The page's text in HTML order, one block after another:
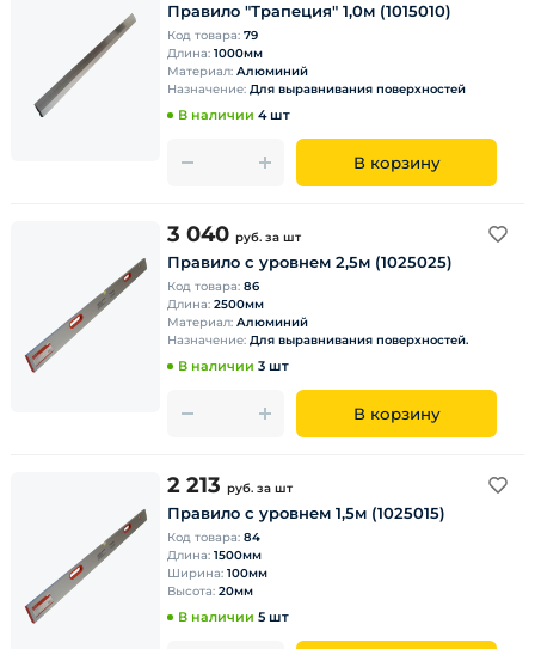
Правило "Трапеция" 1,0м (1015010)
Код товара: 79
Длина: 1000мм
Материал: Алюминий
Назначение: Для выравнивания поверхностей
В наличии 4 шт
В корзину
3 040 руб. за шт
Правило с уровнем 2,5м (1025025)
Код товара: 86
Длина: 2500мм
Материал: Алюминий
Назначение: Для выравнивания поверхностей.
В наличии 3 шт
В корзину
2 213 руб. за шт
Правило с уровнем 1,5м (1025015)
Код товара: 84
Длина: 1500мм
Ширина: 100мм
Высота: 20мм
В наличии 5 шт